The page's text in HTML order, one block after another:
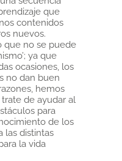
que
contenidos
nuevos.
que no se puede
ya que
ocasiones, los
no dan buen
hemos
de ayudar al
para
de los
las distintas
la vida